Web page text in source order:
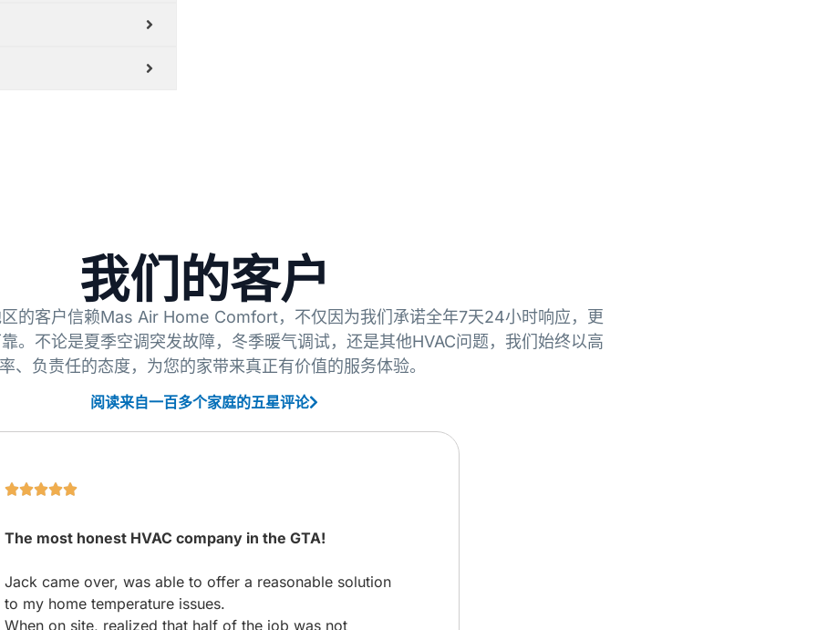
我们的客户
的客户信赖Mas Air Home Comfort，不仅因为我们承诺全年7天24小时响应，更
。不论是夏季空调突发故障，冬季暖气调试，还是其他HVAC问题，我们始终以高
、负责任的态度，为您的家带来真正有价值的服务体验。
阅读来自一百多个家庭的五星评论
The most honest HVAC company in the GTA!
Jack came over, was able to offer a reasonable solution
to my home temperature issues.
When on site, realized that half of the job was not